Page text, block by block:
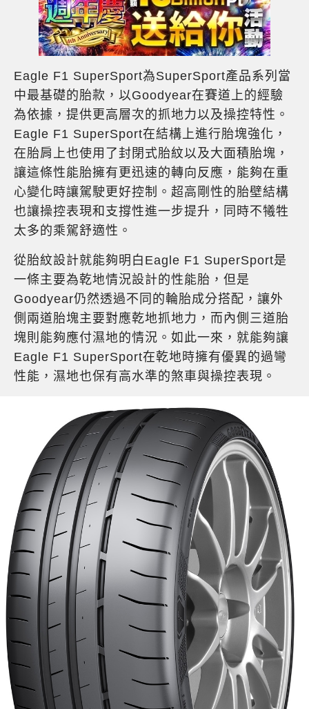
Eagle F1 SuperSport為SuperSport產品系列當
中最基礎的胎款，以Goodyear在賽道上的經驗
為依據，提供更高層次的抓地力以及操控特性。
Eagle F1 SuperSport在結構上進行胎塊強化，
在胎肩上也使用了封閉式胎紋以及大面積胎塊，
讓這條性能胎擁有更迅速的轉向反應，能夠在重
心變化時讓駕駛更好控制。超高剛性的胎壁結構
也讓操控表現和支撐性進一步提升，同時不犧牲
太多的乘駕舒適性。
從胎紋設計就能夠明白Eagle F1 SuperSport是
一條主要為乾地情況設計的性能胎，但是
Goodyear仍然透過不同的輪胎成分搭配，讓外
側兩道胎塊主要對應乾地抓地力，而內側三道胎
塊則能夠應付濕地的情況。如此一來，就能夠讓
Eagle F1 SuperSport在乾地時擁有優異的過彎
性能，濕地也保有高水準的煞車與操控表現。